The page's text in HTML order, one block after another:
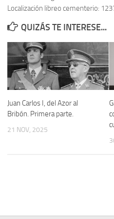
Memoria Histórica
Investigación previa de la
1947).
Informe Represión en Toledo
Informe de la fosa de abril de
Enciclopedia Republicana
Militantes históricos IR
Localización libreo cementerio:
QUIZÁS TE INTERESE...
Juan Carlos I, del Azor al
Bribón. Primera parte.
21 NOV, 2025